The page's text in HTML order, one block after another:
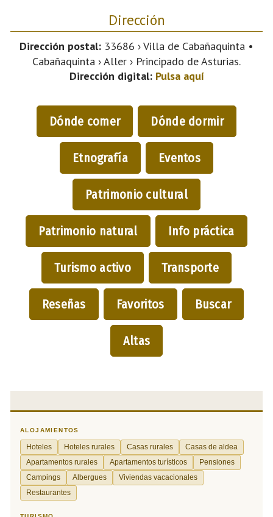
Dirección
Dirección postal: 33686 › Villa de Cabañaquinta •
Cabañaquinta › Aller › Principado de Asturias.
Dirección digital: Pulsa aquí
Dónde comer Dónde dormir
Etnografía Eventos
Patrimonio cultural
Patrimonio natural Info práctica
Turismo activo Transporte
Reseñas Favoritos Buscar
Altas